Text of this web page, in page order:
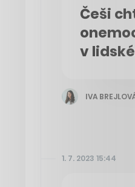
Češi
v
IVA
1. 7. 2023 15:44